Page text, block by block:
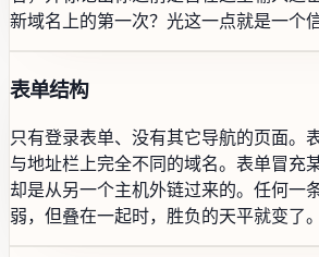
新域名上的第一次？光这一点就是一个信
表单结构
只有登录表单、没有其它导航的页面。
与地址栏上完全不同的域名。表单冒充
却是从另一个主机外链过来的。任何一
弱，但叠在一起时，胜负的天平就变了。